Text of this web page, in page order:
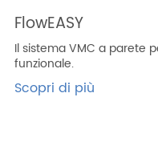
FlowEASY
Il sistema VMC a parete
funzionale.
Scopri di più